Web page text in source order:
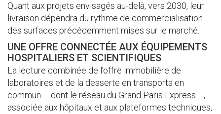
Quant aux projets envisagés au-delà, vers 2030, leur
livraison dépendra du rythme de commercialisation
des surfaces précédemment mises sur le marché.
UNE OFFRE CONNECTÉE AUX ÉQUIPEMENTS
HOSPITALIERS ET SCIENTIFIQUES
La lecture combinée de l’offre immobilière de
laboratoires et de la desserte en transports en
commun – dont le réseau du Grand Paris Express –,
associée aux hôpitaux et aux plateformes techniques,